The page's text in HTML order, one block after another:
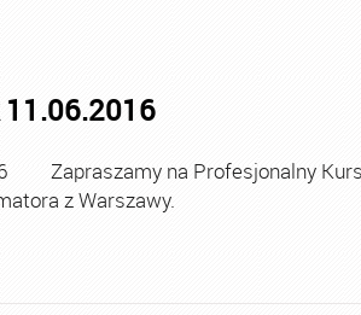
Zapraszamy na Profesjonalny
z Warszawy.